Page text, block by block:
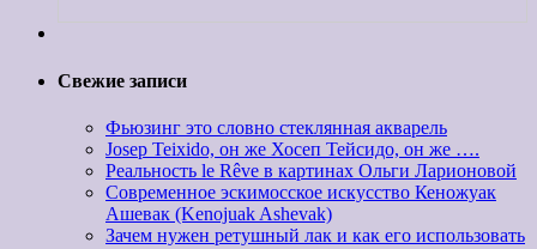
Свежие записи
Фьюзинг это словно стеклянная акварель
Josep Teixido, он же Хосеп Тейсидо, он же ….
Реальность le Rêve в картинах Ольги Ларионовой
Современное эскимосское искусство Кеножуак
Ашевак (Kenojuak Ashevak)
Зачем нужен ретушный лак и как его использовать